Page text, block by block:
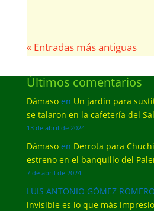
« Entradas más antiguas
Últimos comentarios
Dámasoen Un jardín para
se talaron en la cafetería del
13 de abril de 2024
Dámasoen Derrota para
estreno en el banquillo del
7 de abril de 2024
LUIS ANTONIO GÓMEZ ROMERO
invisible es lo que más